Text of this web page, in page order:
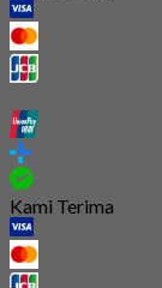
Kami Terima